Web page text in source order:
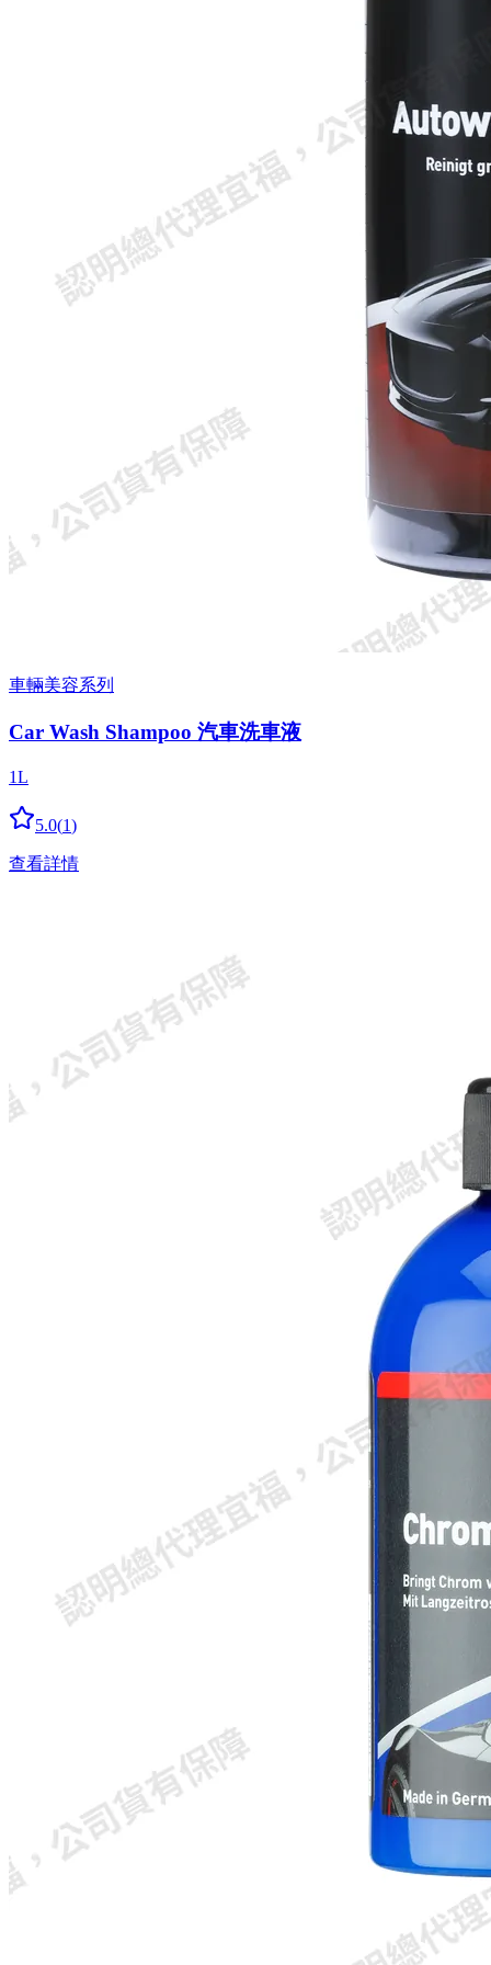
車輛美容系列
Car Wash Shampoo 汽車洗車液
1L
5.0(1)
查看詳情